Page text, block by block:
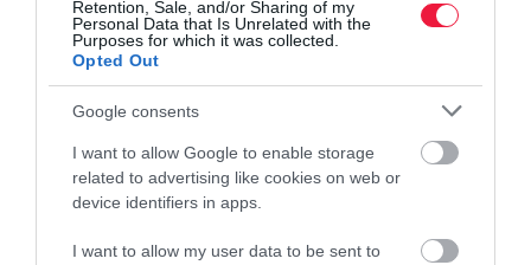
Retention, Sale, and/or Sharing of my
Personal Data that Is Unrelated with the
Purposes for which it was collected.
Opted Out
Google consents
I want to allow Google to enable storage
related to advertising like cookies on web or
device identifiers in apps.
I want to allow my user data to be sent to
ÁLLATTENYÉSZTÉS
Ideje tettekre váltani a brüsszeli fordulatot az